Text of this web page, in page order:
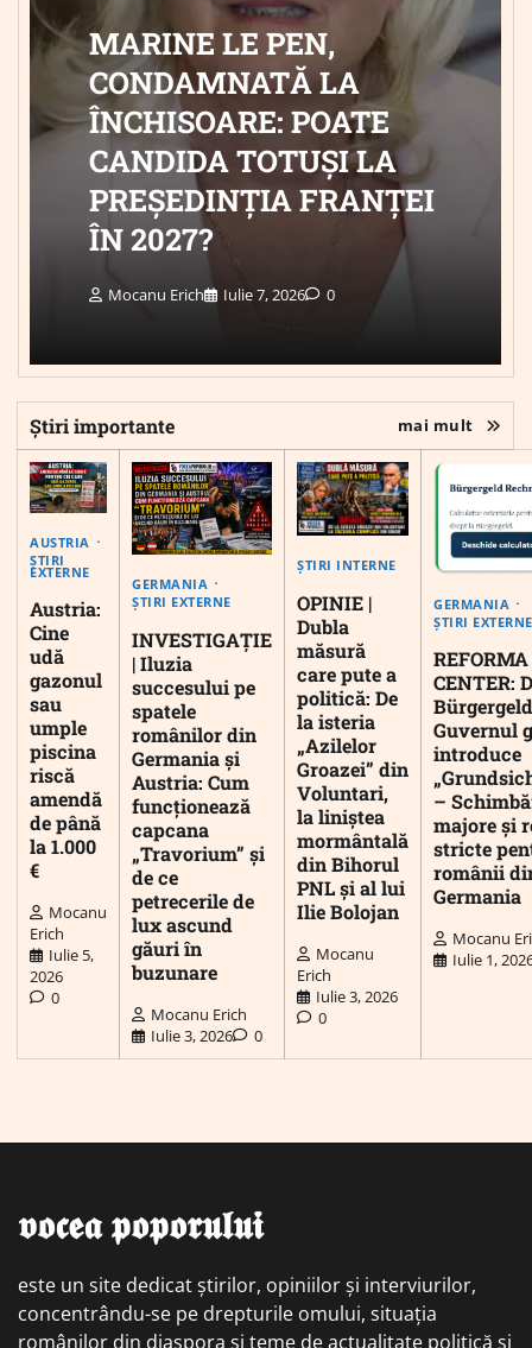
MARINE LE PEN,
CONDAMNATĂ LA
ÎNCHISOARE: POATE
CANDIDA TOTUȘI LA
PREȘEDINȚIA FRANȚEI
ÎN 2027?
Mocanu Erich Iulie 7, 2026 0
Știri importante mai mult
AUSTRIA
ȘTIRI
EXTERNE
Austria:
Cine
udă
gazonul
sau
umple
piscina
riscă
amendă
de până
la 1.000
€
Mocanu
Erich
Iulie 5,
2026
0
GERMANIA
ȘTIRI EXTERNE
INVESTIGAȚIE
| Iluzia
succesului pe
spatele
românilor din
Germania și
Austria: Cum
funcționează
capcana
„Travorium” și
de ce
petrecerile de
lux ascund
găuri în
buzunare
Mocanu Erich
Iulie 3, 2026
0
ȘTIRI INTERNE
OPINIE |
Dubla
măsură
care pute a
politică: De
la isteria
„Azilelor
Groazei” din
Voluntari,
la liniștea
mormântală
din Bihorul
PNL și al lui
Ilie Bolojan
Mocanu
Erich
Iulie 3, 2026
0
GERMANIA
ȘTIRI EXTERNE
CENTER:
Guvernul
introduce
–
majore și
stricte
românii
Germania
Mocanu
Iulie 1,
𝖛𝖔𝖈𝖊𝖆 𝖕𝖔𝖕𝖔𝖗𝖚𝖑𝖚𝖎
este un site dedicat știrilor, opiniilor și interviurilor,
concentrându-se pe drepturile omului, situația
românilor din diaspora și teme de actualitate politică și